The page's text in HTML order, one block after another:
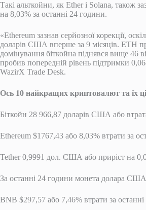
Такі альткойни, як Ether і Solana, також
на 8,03% за останні 24 години.
«Ethereum зазнав серйозної корекції,
доларів США вперше за 9 місяців. ETH
домінування біткойна піднявся вище 46
пробив попередній рівень підтримки
WazirX Trade Desk.
Ось 10 найкращих криптовалют та їх
Біткойн 28 966,87 доларів США або
Ethereum $1767,43 або 8,03% втрати за
Tether 0,9991 дол. США або приріст на
За останні 24 години монета долара США
BNB $297,57 або 7,46% втрати за